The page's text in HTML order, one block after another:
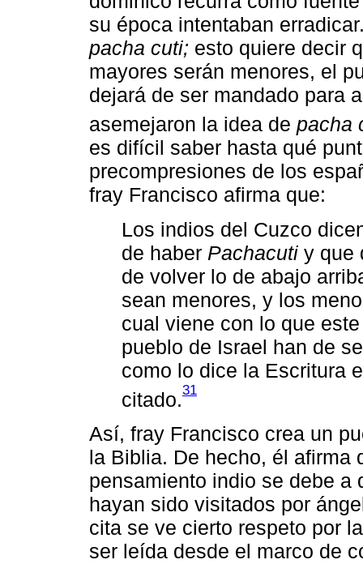
su época intentaban
pacha cuti; esto quiere decir
mayores serán menores, el
dejará de ser mandado para
asemejaron la idea de pacha
es difícil saber hasta qué
precompresiones de los
fray Francisco afirma que:
Los indios del Cuzco
de haber Pachacuti y que
de volver lo de abajo
sean menores, y los
cual viene con lo que
pueblo de Israel han de
como lo dice la Escritura
citado.31
Así, fray Francisco crea un
la Biblia. De hecho, él afirma
pensamiento indio se debe a
hayan sido visitados por
cita se ve cierto respeto por
ser leída desde el marco de